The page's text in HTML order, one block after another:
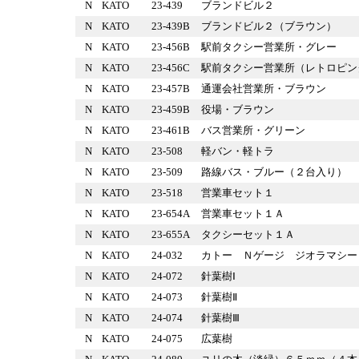
N KATO 23-439
ブランドビル２
N
KATO 23-439B
ブランドビル２（ブラウン）
N
KATO 23-456B
駅前タクシー営業所・グレー
N
KATO 23-456C
駅前タクシー営業所（レトロ
N
KATO 23-457B
通運会社営業所・ブラウン
N
KATO 23-459B
役場・ブラウン
N
KATO 23-461B
バス営業所・グリーン
N
KATO 23-508
軽バン・軽トラ
N
KATO 23-509
路線バス・ブルー（２台入り
N
KATO 23-518
営業車セット１
N
KATO 23-654A
営業車セット１Ａ
N
KATO 23-655A
タクシーセット１Ａ
N
KATO 24-032
カトー Ｎゲージ ジオラマ
N
KATO 24-072
針葉樹Ⅰ
N
KATO 24-073
針葉樹Ⅱ
N
KATO 24-074
針葉樹Ⅲ
N
KATO 24-075
広葉樹